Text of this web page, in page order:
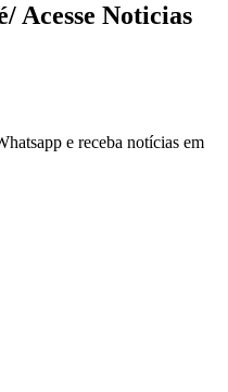
Acesse Noticias
e receba notícias em